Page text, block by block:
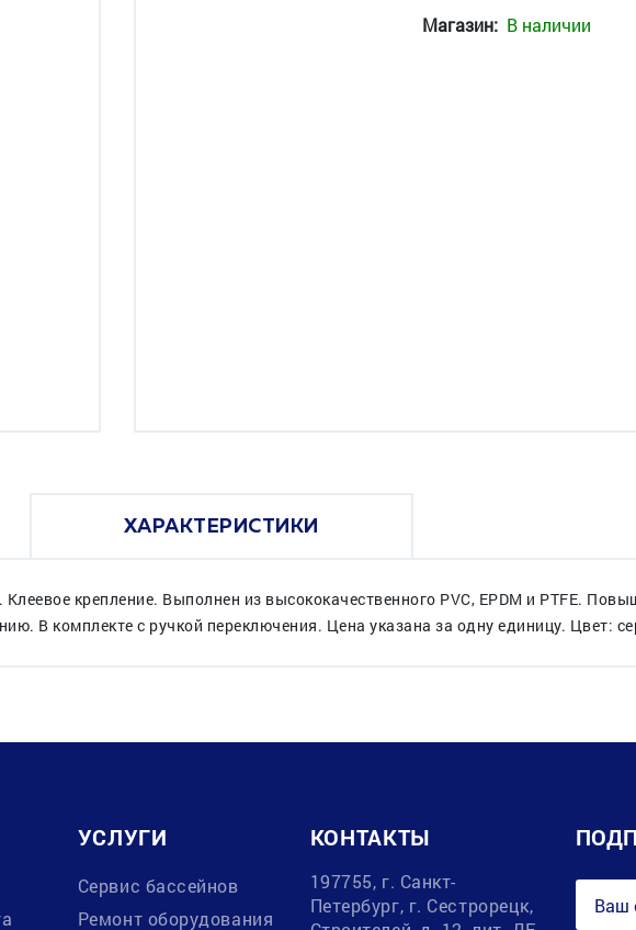
Магазин: В наличии
ХАРАКТЕРИСТИКИ
крепление. Выполнен из высококачественного PVC, EPDM и PTFE.
В комплекте с ручкой переключения. Цена указана за одну единицу. Цвет:
УСЛУГИ
Сервис бассейнов
Ремонт оборудования
КОНТАКТЫ
197755, г. Санкт-
Петербург, г. Сестрорецк,